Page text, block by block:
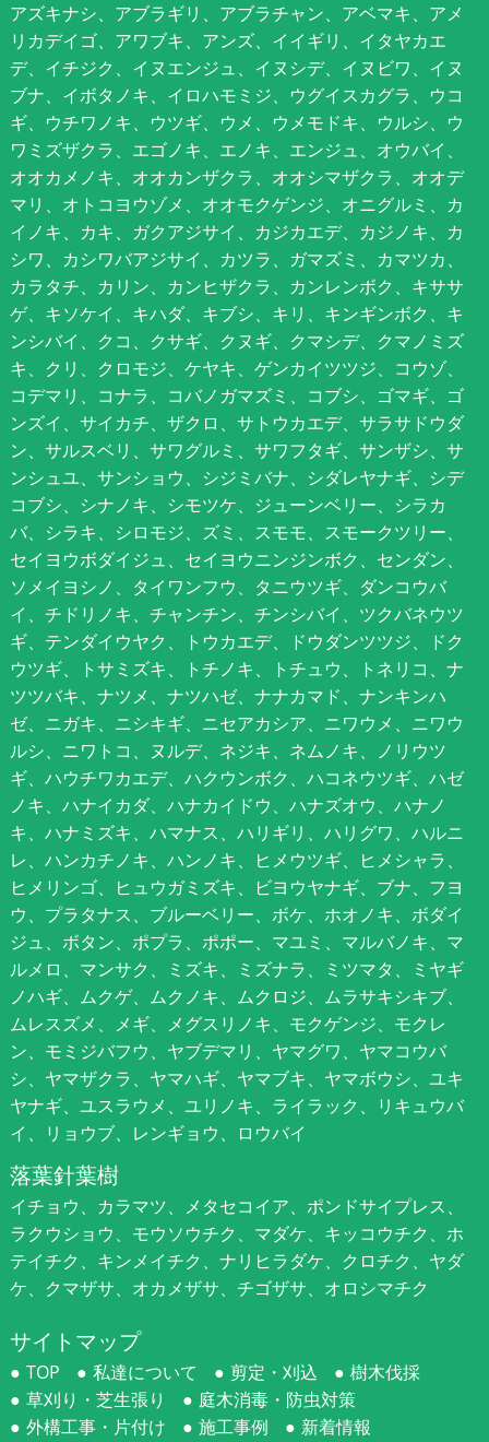
アズキナシ、アブラギリ、アブラチャン、アベマキ、アメ
リカデイゴ、アワブキ、アンズ、イイギリ、イタヤカエ
デ、イチジク、イヌエンジュ、イヌシデ、イヌビワ、イヌ
ブナ、イボタノキ、イロハモミジ、ウグイスカグラ、ウコ
ギ、ウチワノキ、ウツギ、ウメ、ウメモドキ、ウルシ、ウ
ワミズザクラ、エゴノキ、エノキ、エンジュ、オウバイ、
オオカメノキ、オオカンザクラ、オオシマザクラ、オオデ
マリ、オトコヨウゾメ、オオモクゲンジ、オニグルミ、カ
イノキ、カキ、ガクアジサイ、カジカエデ、カジノキ、カ
シワ、カシワバアジサイ、カツラ、ガマズミ、カマツカ、
カラタチ、カリン、カンヒザクラ、カンレンボク、キササ
ゲ、キソケイ、キハダ、キブシ、キリ、キンギンボク、キ
ンシバイ、クコ、クサギ、クヌギ、クマシデ、クマノミズ
キ、クリ、クロモジ、ケヤキ、ゲンカイツツジ、コウゾ、
コデマリ、コナラ、コバノガマズミ、コブシ、ゴマギ、ゴ
ンズイ、サイカチ、ザクロ、サトウカエデ、サラサドウダ
ン、サルスベリ、サワグルミ、サワフタギ、サンザシ、サ
ンシュユ、サンショウ、シジミバナ、シダレヤナギ、シデ
コブシ、シナノキ、シモツケ、ジューンベリー、シラカ
バ、シラキ、シロモジ、ズミ、スモモ、スモークツリー、
セイヨウボダイジュ、セイヨウニンジンボク、センダン、
ソメイヨシノ、タイワンフウ、タニウツギ、ダンコウバ
イ、チドリノキ、チャンチン、チンシバイ、ツクバネウツ
ギ、テンダイウヤク、トウカエデ、ドウダンツツジ、ドク
ウツギ、トサミズキ、トチノキ、トチュウ、トネリコ、ナ
ツツバキ、ナツメ、ナツハゼ、ナナカマド、ナンキンハ
ゼ、ニガキ、ニシキギ、ニセアカシア、ニワウメ、ニワウ
ルシ、ニワトコ、ヌルデ、ネジキ、ネムノキ、ノリウツ
ギ、ハウチワカエデ、ハクウンボク、ハコネウツギ、ハゼ
ノキ、ハナイカダ、ハナカイドウ、ハナズオウ、ハナノ
キ、ハナミズキ、ハマナス、ハリギリ、ハリグワ、ハルニ
レ、ハンカチノキ、ハンノキ、ヒメウツギ、ヒメシャラ、
ヒメリンゴ、ヒュウガミズキ、ビヨウヤナギ、ブナ、フヨ
ウ、プラタナス、ブルーベリー、ボケ、ホオノキ、ボダイ
ジュ、ボタン、ポプラ、ポポー、マユミ、マルバノキ、マ
ルメロ、マンサク、ミズキ、ミズナラ、ミツマタ、ミヤギ
ノハギ、ムクゲ、ムクノキ、ムクロジ、ムラサキシキブ、
ムレスズメ、メギ、メグスリノキ、モクゲンジ、モクレ
ン、モミジバフウ、ヤブデマリ、ヤマグワ、ヤマコウバ
シ、ヤマザクラ、ヤマハギ、ヤマブキ、ヤマボウシ、ユキ
ヤナギ、ユスラウメ、ユリノキ、ライラック、リキュウバ
イ、リョウブ、レンギョウ、ロウバイ
落葉針葉樹
イチョウ、カラマツ、メタセコイア、ポンドサイプレス、
ラクウショウ、モウソウチク、マダケ、キッコウチク、ホ
テイチク、キンメイチク、ナリヒラダケ、クロチク、ヤダ
ケ、クマザサ、オカメザサ、チゴザサ、オロシマチク
サイトマップ
TOP 私達について 剪定・刈込
樹木伐採
草刈り・芝生張り
庭木消毒・防虫対策
外構工事・片付け
施工事例 新着情報